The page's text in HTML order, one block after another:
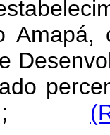
Amapá,